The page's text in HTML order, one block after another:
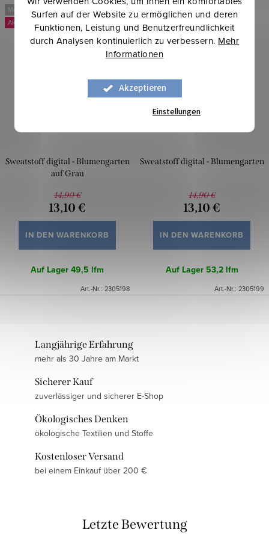
Surfen auf der Website zu ermöglichen und deren
Funktionen, Leistung und Benutzerfreundlichkeit
durch Analysen kontinuierlich zu verbessern. Mehr
Informationen
Akzeptieren
Einstellungen
Mehr für weniger
Sweatstoff digital - Blumengarten
auf Grau
14,90 €
13,10 €
IN DEN WARENKORB
Auf Lager 49,5 lfm
Art.-Nr.: 2305198
Mehr für weniger
-12 %
Sweatstoff digital - Blumengarten
14,90 €
13,10 €
IN DEN WARENKORB
Auf Lager 53,2 lfm
Art.-Nr.: 2305199
Langjährige Erfahrung
mehr als 30 Jahre am Markt
Sicherer Kauf
zuverlässiger und sicherer E-Shop
Ökologisches Denken
ökologische Textilien und Stoffe
Kostenloser Versand
bei einem Einkauf über 200 €
Letzte Bewertung